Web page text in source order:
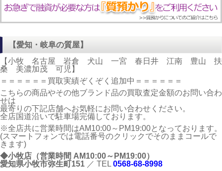
【愛知・岐阜の質屋】
【小牧 名古屋 岩倉 犬山 一宮 春日井 江南 豊山 扶
桑 美濃加茂 可児】
＝＝＝＝＝＝買取実績ぞくぞく追加中＝＝＝＝＝＝
こちらの商品やその他ブランド品の買取査定金額のお問い合わ
せは
最寄りの下記店舗へお気軽にお問い合わせください。
全店国道沿いで駐車場完備しております。
※全店共に営業時間はAM10:00～PM19:00となっております。
(スマートフォンでは電話番号のクリックでそのままコールで
きます)
◆小牧店（営業時間 AM10:00～PM19:00）
愛知県小牧市弥生町151 ／ TEL 0568-68-8998